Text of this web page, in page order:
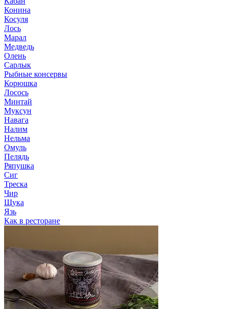
Конина
Косуля
Лось
Марал
Медведь
Олень
Сарлык
Рыбные консервы
Корюшка
Лосось
Минтай
Муксун
Навага
Налим
Нельма
Омуль
Пелядь
Ряпушка
Сиг
Треска
Чир
Щука
Язь
Как в ресторане